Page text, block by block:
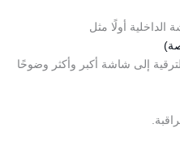
أولًا مثل
إلى شاشة أكبر وأكثر وضوحًا